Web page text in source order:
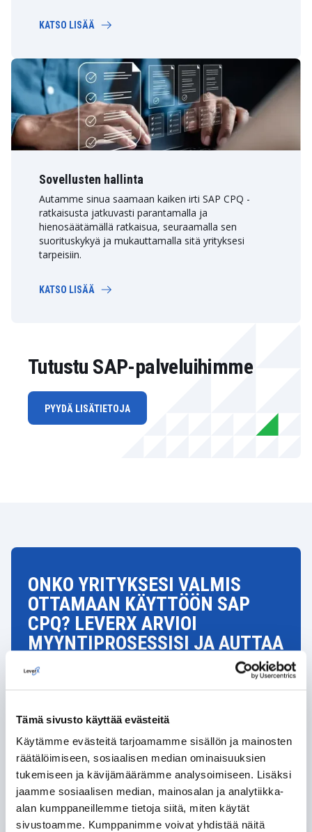
Tämä sivusto käyttää evästeitä
Käytämme evästeitä tarjoamamme sisällön ja mainosten
räätälöimiseen, sosiaalisen median ominaisuuksien
tukemiseen ja kävijämäärämme analysoimiseen. Lisäksi
jaamme sosiaalisen median, mainosalan ja analytiikka-
alan kumppaneillemme tietoja siitä, miten käytät
sivustoamme. Kumppanimme voivat yhdistää näitä
KATSO LISÄÄ
Sovellusten hallinta
Autamme sinua saamaan kaiken irti SAP CPQ -
ratkaisusta jatkuvasti parantamalla ja
hienosäätämällä ratkaisua, seuraamalla sen
suorituskykyä ja mukauttamalla sitä yrityksesi
tarpeisiin.
KATSO LISÄÄ
Tutustu SAP-palveluihimme
PYYDÄ LISÄTIETOJA
ONKO YRITYKSESI VALMIS
OTTAMAAN KÄYTTÖÖN SAP
CPQ? LEVERX ARVIOI
MYYNTIPROSESSISI JA AUTTAA
SINUA YMMÄRTÄMÄÄN
VALMIUTESI MUUTOKSEEN.
VASTAANOTA KONSULTAATIO